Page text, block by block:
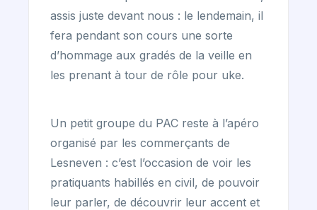
assis juste devant nous : le lendemain, il
fera pendant son cours une sorte
d’hommage aux gradés de la veille en
les prenant à tour de rôle pour uke.
Un petit groupe du PAC reste à l’apéro
organisé par les commerçants de
Lesneven : c’est l’occasion de voir les
pratiquants habillés en civil, de pouvoir
leur parler, de découvrir leur accent et